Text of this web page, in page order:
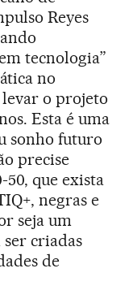
Reyes
tecnologia”
no
levar o projeto
Esta é uma
sonho futuro
precise
50, que exista
negras e
seja um
ser criadas
de